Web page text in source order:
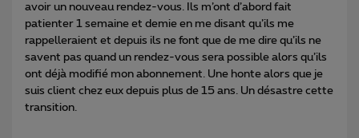
avoir un nouveau rendez-vous. Ils m’ont d’abord fait
patienter 1 semaine et demie en me disant qu’ils me
rappelleraient et depuis ils ne font que de me dire qu’ils ne
savent pas quand un rendez-vous sera possible alors qu’ils
ont déjà modifié mon abonnement. Une honte alors que je
suis client chez eux depuis plus de 15 ans. Un désastre cette
transition.